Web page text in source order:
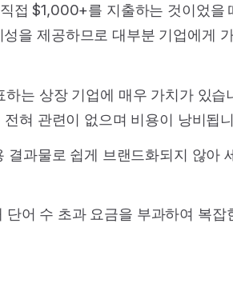
$1,000+를 지출하는 것이었을
을 제공하므로 대부분 기업에게
는 상장 기업에 매우 가치가 있습
혀 관련이 없으며 비용이 낭비됩
과물로 쉽게 브랜드화되지 않아
어 수 초과 요금을 부과하여 복잡